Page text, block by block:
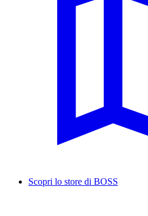
Scopri lo store di BOSS